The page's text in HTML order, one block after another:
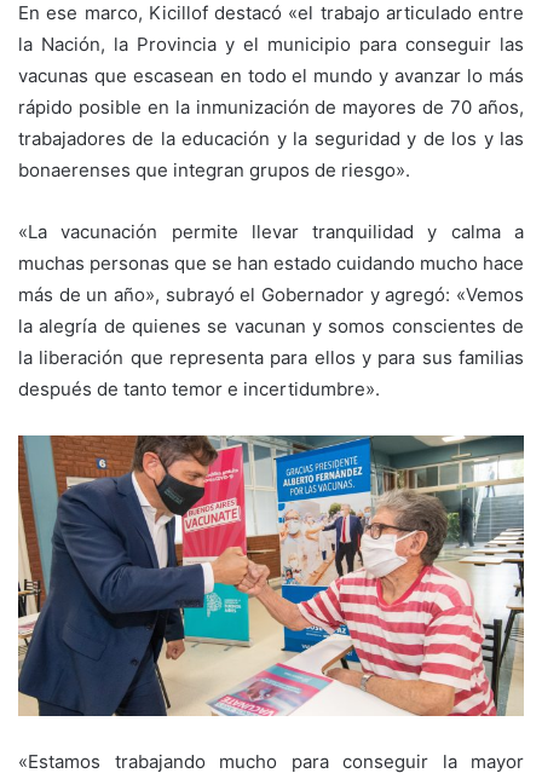
En ese marco, Kicillof destacó «el trabajo articulado entre
la Nación, la Provincia y el municipio para conseguir las
vacunas que escasean en todo el mundo y avanzar lo más
rápido posible en la inmunización de mayores de 70 años,
trabajadores de la educación y la seguridad y de los y las
bonaerenses que integran grupos de riesgo».
«La vacunación permite llevar tranquilidad y calma a
muchas personas que se han estado cuidando mucho hace
más de un año», subrayó el Gobernador y agregó: «Vemos
la alegría de quienes se vacunan y somos conscientes de
la liberación que representa para ellos y para sus familias
después de tanto temor e incertidumbre».
«Estamos trabajando mucho para conseguir la mayor